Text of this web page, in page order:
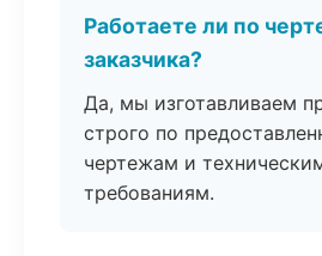
Работаете ли по
заказчика?
Да, мы изготавливаем
строго по
чертежам и
требованиям.